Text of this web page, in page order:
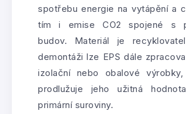
spotřebu energie na vytápění a
tím i emise CO2 spojené s
budov. Materiál je
demontáži lze EPS dále
izolační nebo obalové
prodlužuje jeho užitná
primární suroviny.